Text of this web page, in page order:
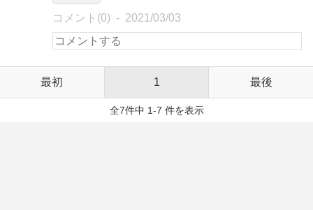
コメント(0) 2021/03/03
最初 1 最後
全7件中 1-7 件を表示